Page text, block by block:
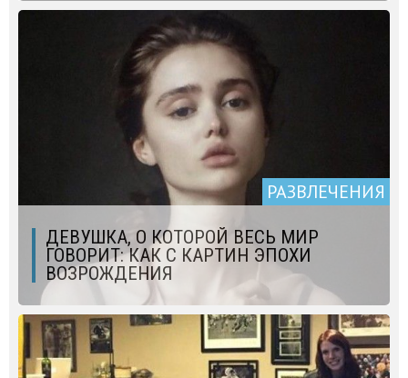
РАЗВЛЕЧЕНИЯ
ДЕВУШКА, О КОТОРОЙ ВЕСЬ МИР
ГОВОРИТ: КАК С КАРТИН ЭПОХИ
ВОЗРОЖДЕНИЯ